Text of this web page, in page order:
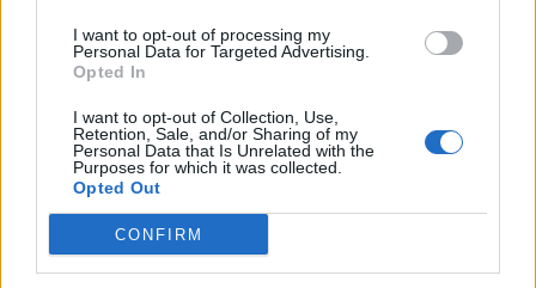
I want to opt-out of processing my
Personal Data for Targeted Advertising.
Opted In
I want to opt-out of Collection, Use,
Retention, Sale, and/or Sharing of my
Personal Data that Is Unrelated with the
Purposes for which it was collected.
Opted Out
CONFIRM
A lakosságra is fontos szerep hárul a szúnyoginvázió
elkerülésében